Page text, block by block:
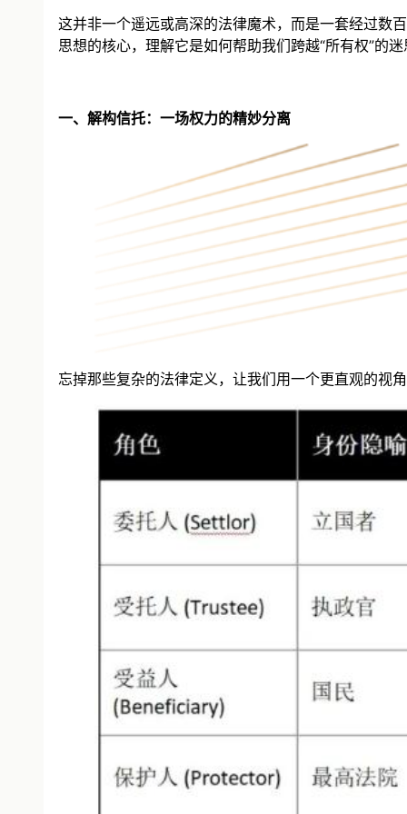
这并非一个遥远或高深的法律魔术，而是一套经过数
思想的核心，理解它是如何帮助我们跨越“所有权”的
一、解构信托：一场权力的精妙分离
忘掉那些复杂的法律定义，让我们用一个更直观的视